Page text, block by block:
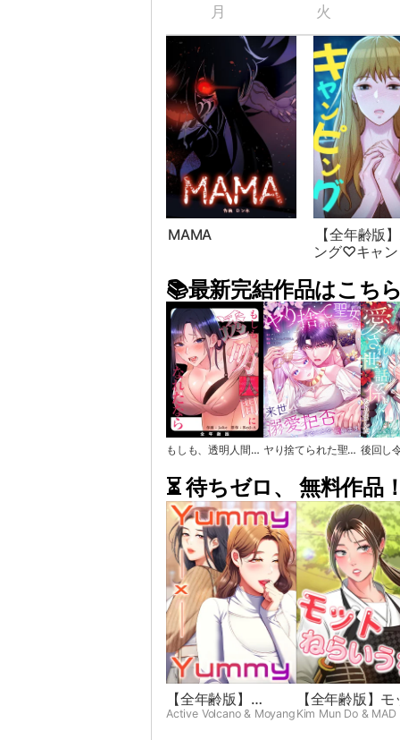
月 火
MAMA
【全年齢版
ング♡キャ
📚最新完結作品はこち
もしも、透明人間になれたなら【全年齢版】 ヤり捨てられた聖女は、来世では溺愛拒否することを誓います【タテヨミ】
⏳ 待ちゼロ、 無料作品
【全年齢版】
Yummy × Yummy
Active Volcano & Moyang
【全年齢版】
ねらいうち➸♡
Kim Mun Do & MAD